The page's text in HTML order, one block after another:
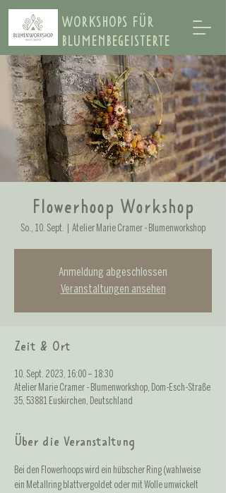
WORKSHOPS FÜR
BLUMENBEGEISTERTE
Flowerhoop Workshop
So., 10. Sept. Atelier Marie Cramer - Blumenworkshop
Anmeldung abgeschlossen
Veranstaltungen ansehen
Zeit & Ort
10. Sept. 2023, 16:00 – 18:30
Atelier Marie Cramer - Blumenworkshop, Dom-Esch-Straße
35, 53881 Euskirchen, Deutschland
Über die Veranstaltung
Bei den Flowerhoops wird ein hübscher Ring (wahlweise
ein Metallring blattvergoldet oder mit Wolle umwickelt